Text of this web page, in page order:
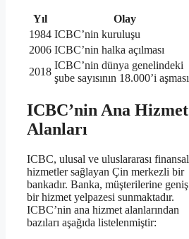
Yıl
Olay
1984 ICBC’nin kuruluşu
2006 ICBC’nin halka açılması
2018
ICBC’nin dünya genelindeki
şube sayısının 18.000’i aşması
ICBC’nin Ana Hizmet
Alanları
ICBC, ulusal ve uluslararası finansal
hizmetler sağlayan Çin merkezli bir
bankadır. Banka, müşterilerine geniş
bir hizmet yelpazesi sunmaktadır.
ICBC’nin ana hizmet alanlarından
bazıları aşağıda listelenmiştir: